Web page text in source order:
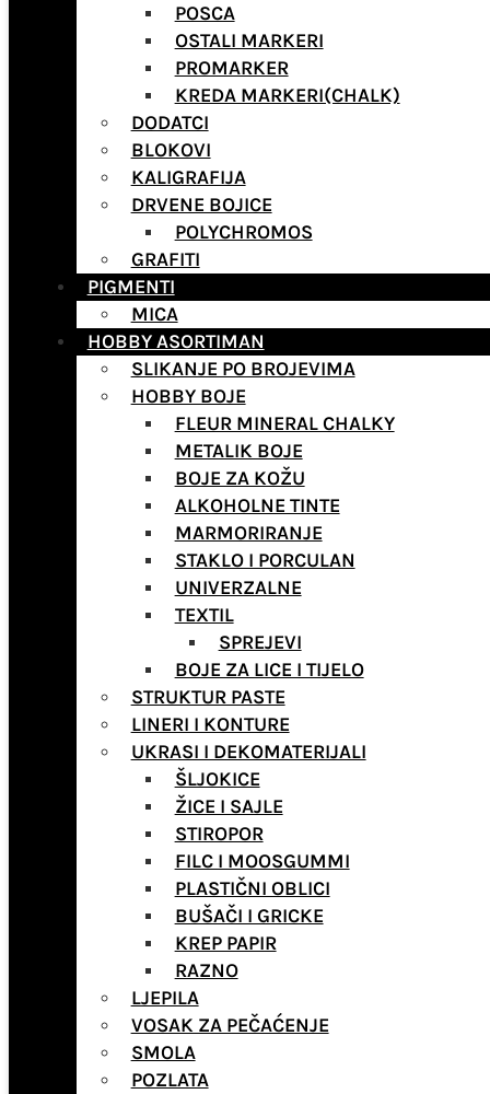
POSCA
OSTALI MARKERI
PROMARKER
KREDA MARKERI(CHALK)
DODATCI
BLOKOVI
KALIGRAFIJA
DRVENE BOJICE
POLYCHROMOS
GRAFITI
PIGMENTI
MICA
HOBBY ASORTIMAN
SLIKANJE PO BROJEVIMA
HOBBY BOJE
FLEUR MINERAL CHALKY
METALIK BOJE
BOJE ZA KOŽU
ALKOHOLNE TINTE
MARMORIRANJE
STAKLO I PORCULAN
UNIVERZALNE
TEXTIL
SPREJEVI
BOJE ZA LICE I TIJELO
STRUKTUR PASTE
LINERI I KONTURE
UKRASI I DEKOMATERIJALI
ŠLJOKICE
ŽICE I SAJLE
STIROPOR
FILC I MOOSGUMMI
PLASTIČNI OBLICI
BUŠAČI I GRICKE
KREP PAPIR
RAZNO
LJEPILA
VOSAK ZA PEČAĆENJE
SMOLA
POZLATA